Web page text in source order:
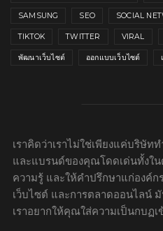
SAMSUNG SEO SOCIAL
TIKTOK TWITTER VIRAL
พัฒนาเว็บไซต์ ออกแบบเว็บไซต์
เราคิดว่าเราไม่ใช่เพียงแค่บริษัท
และแบรนด์ของคุณโดดเด่นทั้งใ
ความรู้ และให้คำปรึกษาแก่องค์ก
เว็บไซต์ และการตลาดออนไล
เราอยากให้คุณใส่ความเป็นกบฏ